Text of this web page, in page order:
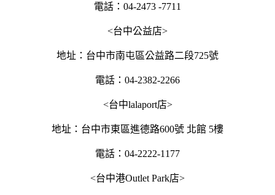
電話：04-2473 -7711
<台中公益店>
地址：台中市南屯區公益路二段725號
電話：04-2382-2266
<台中lalaport店>
地址：台中市東區進德路600號 北館 5樓
電話：04-2222-1177
<台中港Outlet Park店>